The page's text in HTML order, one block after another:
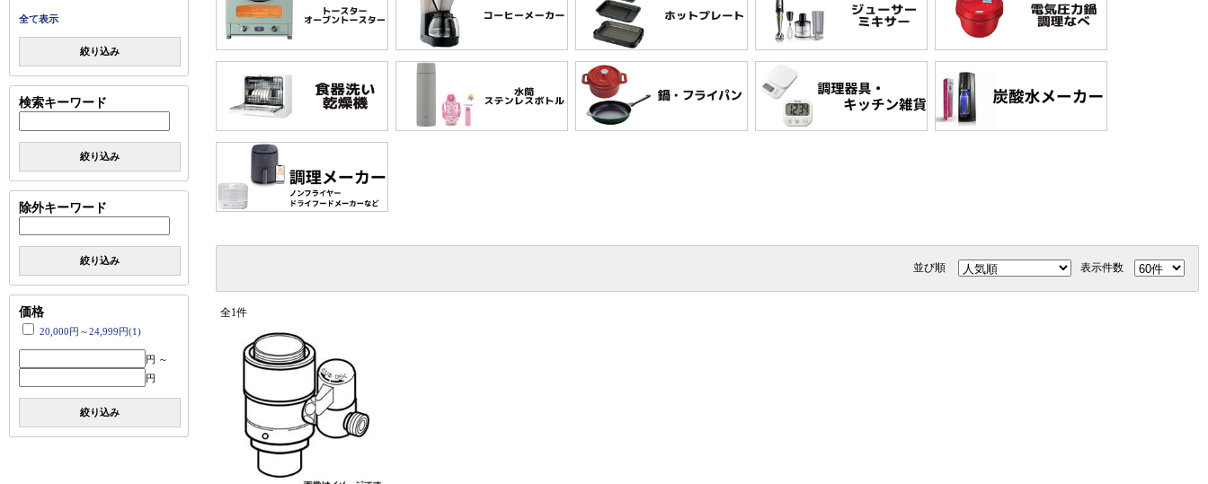
全て表示
絞り込み
検索キーワード
絞り込み
除外キーワード
絞り込み
価格
20,000円～24,999円(1)
円 ～
円
絞り込み
並び順 表示件数
全1件